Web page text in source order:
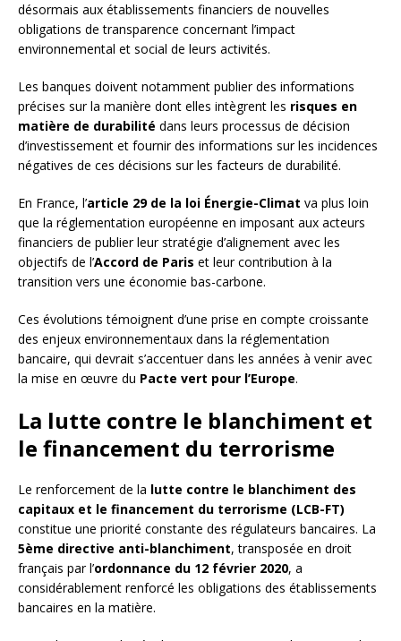
désormais aux établissements financiers de nouvelles
obligations de transparence concernant l’impact
environnemental et social de leurs activités.
Les banques doivent notamment publier des informations
précises sur la manière dont elles intègrent les risques en
matière de durabilité dans leurs processus de décision
d’investissement et fournir des informations sur les incidences
négatives de ces décisions sur les facteurs de durabilité.
En France, l’article 29 de la loi Énergie-Climat va plus loin
que la réglementation européenne en imposant aux acteurs
financiers de publier leur stratégie d’alignement avec les
objectifs de l’Accord de Paris et leur contribution à la
transition vers une économie bas-carbone.
Ces évolutions témoignent d’une prise en compte croissante
des enjeux environnementaux dans la réglementation
bancaire, qui devrait s’accentuer dans les années à venir avec
la mise en œuvre du Pacte vert pour l’Europe.
La lutte contre le blanchiment et
le financement du terrorisme
Le renforcement de la lutte contre le blanchiment des
capitaux et le financement du terrorisme (LCB-FT)
constitue une priorité constante des régulateurs bancaires. La
5ème directive anti-blanchiment, transposée en droit
français par l’ordonnance du 12 février 2020, a
considérablement renforcé les obligations des établissements
bancaires en la matière.